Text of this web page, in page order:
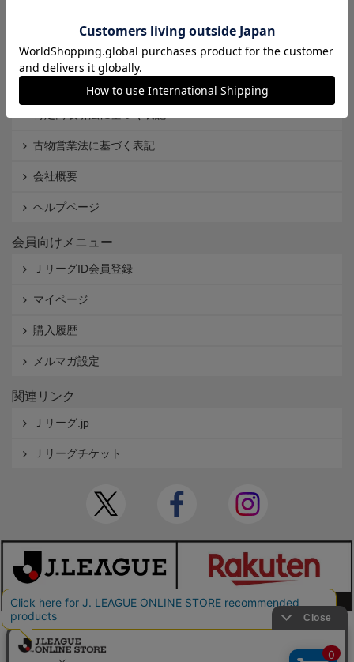
個人情報保護方針
Cookieポリシー
特定商取引法に基づく表記
古物営業法に基づく表記
会社概要
ヘルプページ
会員向けメニュー
ＪリーグID会員登録
マイページ
購入履歴
メルマガ設定
関連リンク
Ｊリーグ.jp
Ｊリーグチケット
本サイトで使用している文章・画像等の無断での複製・転載を禁止します。
© JAPAN PROFESSIONAL FOOTBALL LEAGUE Rakuten Group, Inc. ALL RIGHTS RE